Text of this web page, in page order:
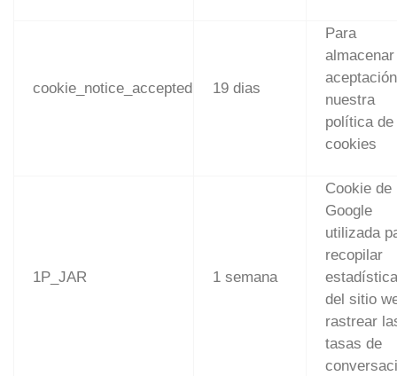
cookie_notice_accepted 19 dias
Para
nuestra
política de
cookies
1P_JAR 1 semana
Cookie de
Google
utilizada
recopilar
del sitio
rastrear
tasas de